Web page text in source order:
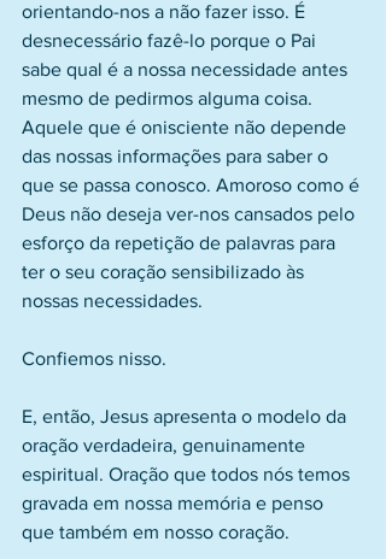
orientando-nos a não fazer isso. É
desnecessário fazê-lo porque o Pai
sabe qual é a nossa necessidade antes
mesmo de pedirmos alguma coisa.
Aquele que é onisciente não depende
das nossas informações para saber o
que se passa conosco. Amoroso como é
Deus não deseja ver-nos cansados pelo
esforço da repetição de palavras para
ter o seu coração sensibilizado às
nossas necessidades.
Confiemos nisso.
E, então, Jesus apresenta o modelo da
oração verdadeira, genuinamente
espiritual. Oração que todos nós temos
gravada em nossa memória e penso
que também em nosso coração.